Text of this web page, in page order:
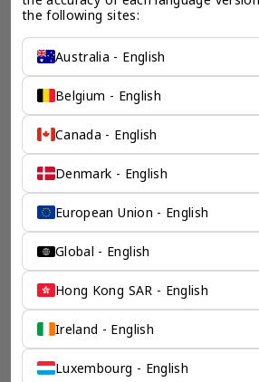
检索产品 >
chevron_left
一个全服务咨
保驾护航
奕资环球是您值得信赖的海外合作伙伴。
咨询有限公司的零售咨询部门，这是一
咨询机构，接触世界50个市场，约占全球
凭借其战略优势，我们可以将客户与全球
来，并为21个行业的客户提供服务。
了解香港伦敦奕资咨询有限公司 >
the following sites:
Australia - English
Belgium - English
Canada - English
Denmark - English
European Union - English
Global - English
Hong Kong SAR - English
Ireland - English
Luxembourg - English